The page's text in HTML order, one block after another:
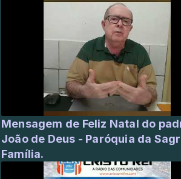
Mensagem de Feliz Natal do
João de Deus - Paróquia da
Família.